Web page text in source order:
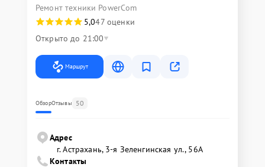
Ремонт техники PowerCom
5,047 оценки
Открыто до 21:00
Маршрут
ОбзорОтзывы 50
Адрес
г. Астрахань, 3-я Зеленгинская ул., 56А
Контакты